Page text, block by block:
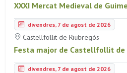
XXXI Mercat Medieval de
divendres, 7 de agost de 2026
Castellfollit de Riubregós
Festa major de Castellfollit de
divendres, 7 de agost de 2026